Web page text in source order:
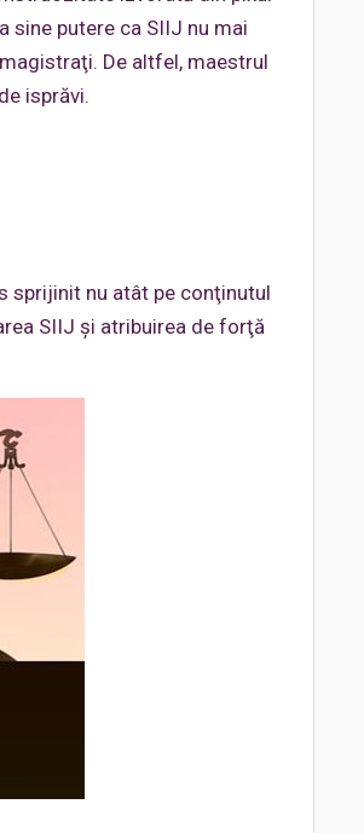
sine putere ca SIIJ nu mai
De altfel, maestrul
isprăvi.
sprijinit nu atât pe conţinutul
SIIJ şi atribuirea de forţă